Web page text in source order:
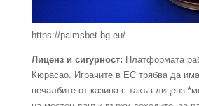
https://palmsbet-bg.eu/
Лиценз и сигурност: Платформата
Кюрасао. Играчите в ЕС трябва да
печалбите от казина с такъв лиценз